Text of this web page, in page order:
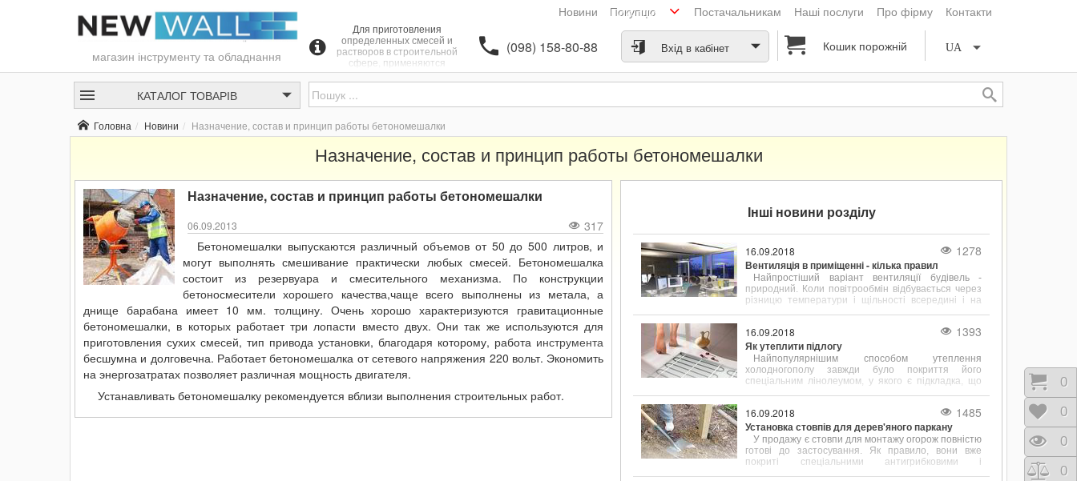
Новини Покупцю Постачальникам Наші послуги Про фірму Контакти
магазин інструменту та обладнання
Для приготовления
определенных смесей и
растворов в строительной
сфере, применяются
бетономешалки различных
видов, которые
равномерно смешивают
цемент с водой,
наполнителями, что
помогает качественно и
быстрее выполнять
определенную работу.
(098) 158-80-88 UA
Кошик порожній
Вхід в кабінет
КАТАЛОГ ТОВАРІВ
Головна Новини Назначение, состав и принцип работы бетономешалки
Назначение, состав и принцип работы бетономешалки
Назначение, состав и принцип работы бетономешалки
06.09.2013
317
Бетономешалки выпускаются различный объемов от 50 до 500 литров, и
могут выполнять смешивание практически любых смесей. Бетономешалка
состоит из резервуара и смесительного механизма. По конструкции
бетоносмесители хорошего качества,чаще всего выполнены из метала, а
днище барабана имеет 10 мм. толщину. Очень хорошо характеризуются гравитационные
бетономешалки, в которых работает три лопасти вместо двух. Они так же используются для
приготовления сухих смесей, тип привода установки, благодаря которому, работа инструмента
бесшумна и долговечна. Работает бетономешалка от сетевого напряжения 220 вольт. Экономить
на энергозатратах позволяет различная мощность двигателя.
Устанавливать бетономешалку рекомендуется вблизи выполнения строительных работ.
Інші новини розділу
16.09.2018 1278
Вентиляція в приміщенні - кілька правил
Найпростіший варіант вентиляції будівель -
природний. Коли повітрообмін відбувається через
різницю температури і щільності всередині і на
16.09.2018 1393
Як утеплити підлогу
Найпопулярнішим способом утеплення
холодногополу завжди було покриття його
спеціальним лінолеумом, у якого є підкладка, що
16.09.2018 1485
Установка стовпів для дерев'яного паркану
У продажу є стовпи для монтажу огорож повністю
готові до застосування. Як правило, вони вже
покриті спеціальними антигрибковими і
0
0
0
0